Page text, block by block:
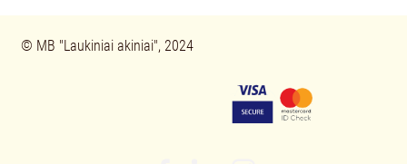
© MB "Laukiniai akiniai", 2024